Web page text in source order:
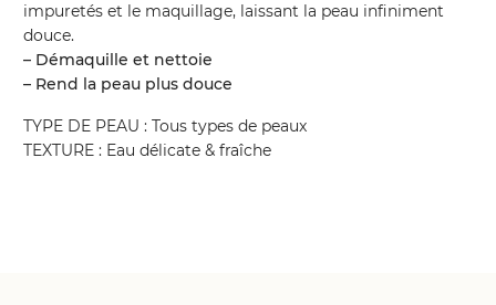
impuretés et le maquillage, laissant la peau infiniment
douce.
– Démaquille et nettoie
– Rend la peau plus douce
TYPE DE PEAU : Tous types de peaux
TEXTURE : Eau délicate & fraîche